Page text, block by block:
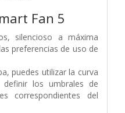
Fan 5
silencioso a máxima
preferencias de uso de
puedes utilizar la curva
los umbrales de
correspondientes del